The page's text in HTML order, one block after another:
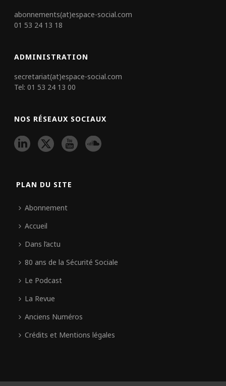
abonnements(at)espace-social.com
01 53 24 13 18
ADMINISTRATION
secretariat(at)espace-social.com
Tel: 01 53 24 13 00
NOS RÉSEAUX SOCIAUX
PLAN DU SITE
Abonnement
Accueil
Dans l’actu
80 ans de la Sécurité Sociale
Le Podcast
La Revue
Anciens Numéros
Crédits et Mentions légales